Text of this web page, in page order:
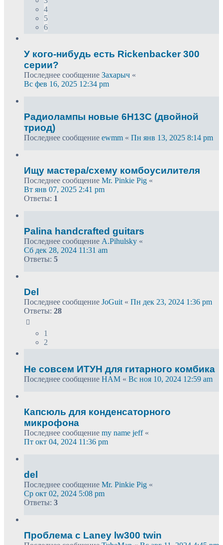
4
5
6
У кого-нибудь есть Rickenbacker 300
серии?
Последнее сообщение Захарыч «
Вс фев 16, 2025 12:34 pm
Радиолампы новые 6Н13С (двойной
триод)
Последнее сообщение ewmm « Пн янв 13, 2025 8:14 pm
Ищу мастера/схему комбоусилителя
Последнее сообщение Mr. Pinkie Pig «
Вт янв 07, 2025 2:41 pm
Ответы: 1
Palina handcrafted guitars
Последнее сообщение A.Pihulsky «
Сб дек 28, 2024 11:31 am
Ответы: 5
Del
Последнее сообщение JoGuit « Пн дек 23, 2024 1:36 pm
Ответы: 28
1
2
Не совсем ИТУН для гитарного комбика
Последнее сообщение HAM « Вс ноя 10, 2024 12:59 am
Капсюль для конденсаторного
микрофона
Последнее сообщение my name jeff«
Пт окт 04, 2024 11:36 pm
del
Последнее сообщение Mr. Pinkie Pig «
Ср окт 02, 2024 5:08 pm
Ответы: 3
Проблема с Laney lw300 twin